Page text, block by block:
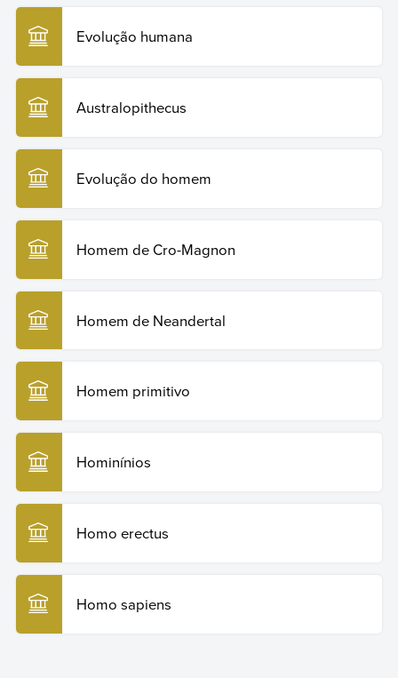
Evolução humana
Australopithecus
Evolução do homem
Homem de Cro-Magnon
Homem de Neandertal
Homem primitivo
Hominínios
Homo erectus
Homo sapiens